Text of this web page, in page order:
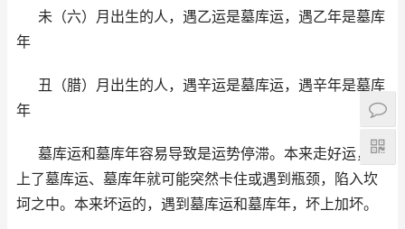
未（六）月出生的人，遇乙运是墓库运，遇乙年是墓库
年
丑（腊）月出生的人，遇辛运是墓库运，遇辛年是墓库
年
墓库运和墓库年容易导致是运势停滞。本来走好运，遇
上了墓库运、墓库年就可能突然卡住或遇到瓶颈，陷入坎
坷之中。本来坏运的，遇到墓库运和墓库年，坏上加坏。